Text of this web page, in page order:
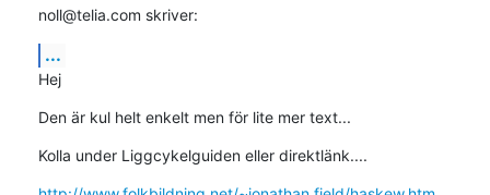
noll@telia.com skriver:
...
Hej
Den är kul helt enkelt men för lite mer text...
Kolla under Liggcykelguiden eller direktlänk....